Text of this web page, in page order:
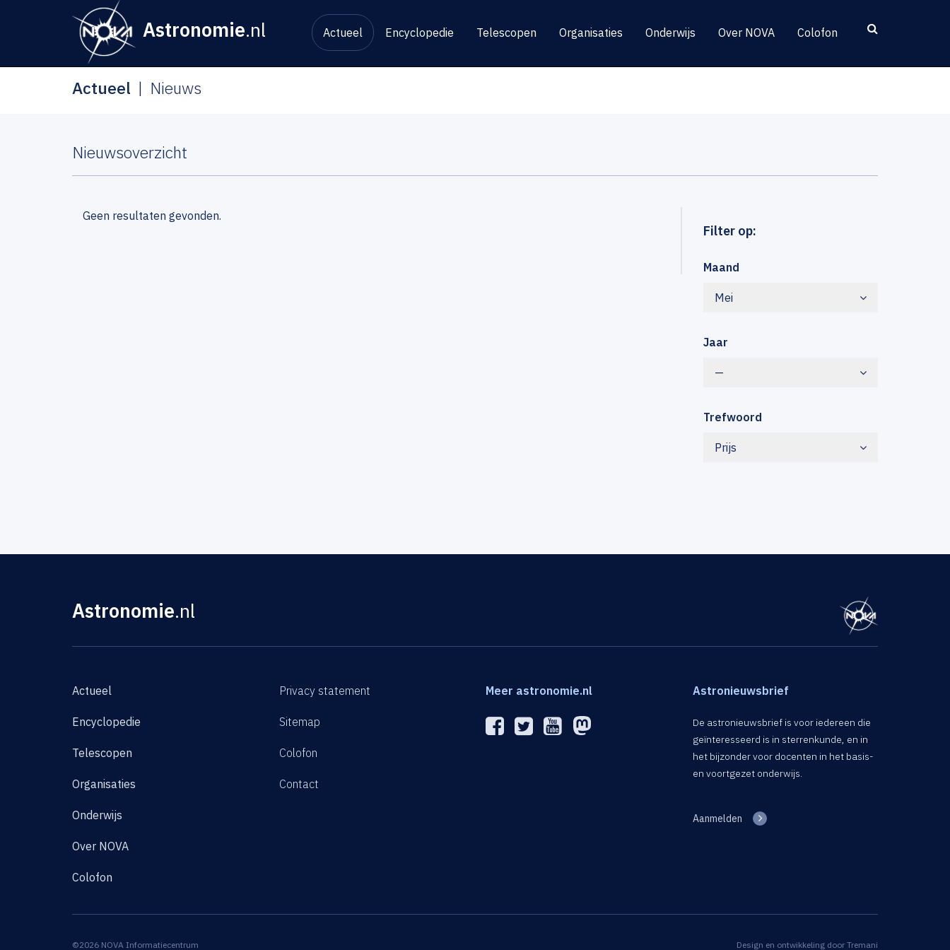
Astronomie.nl Actueel Encyclopedie Telescopen Organisaties Onderwijs Over NOVA Colofon
Actueel Nieuws
Nieuwsoverzicht
Filter op:
Maand
Mei
Jaar
—
Trefwoord
Prijs
Geen resultaten gevonden.
Astronomie.nl
Actueel
Encyclopedie
Telescopen
Organisaties
Onderwijs
Over NOVA
Colofon
Privacy statement
Sitemap
Colofon
Contact
Meer astronomie.nl Astronieuwsbrief
De astronieuwsbrief is voor iedereen die
geïnteresseerd is in sterrenkunde, en in
het bijzonder voor docenten in het basis-
en voortgezet onderwijs.
Aanmelden
©2026 NOVA Informatiecentrum Design en ontwikkeling door Tremani